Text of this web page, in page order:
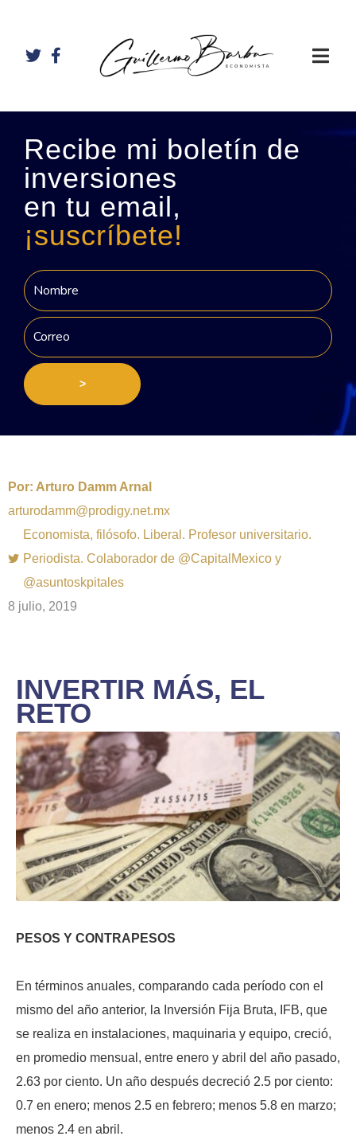
Recibe mi boletín de
inversiones
en tu email,
¡suscríbete!
>
Por: Arturo Damm Arnal
arturodamm@prodigy.net.mx
Economista, filósofo. Liberal. Profesor universitario.
Periodista. Colaborador de @CapitalMexico y
@asuntoskpitales
8 julio, 2019
INVERTIR MÁS, EL
RETO
PESOS Y CONTRAPESOS
En términos anuales, comparando cada período con el
mismo del año anterior, la Inversión Fija Bruta, IFB, que
se realiza en instalaciones, maquinaria y equipo, creció,
en promedio mensual, entre enero y abril del año pasado,
2.63 por ciento. Un año después decreció 2.5 por ciento:
0.7 en enero; menos 2.5 en febrero; menos 5.8 en marzo;
menos 2.4 en abril.